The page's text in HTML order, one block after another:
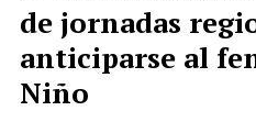
de jornadas
anticiparse al
Niño